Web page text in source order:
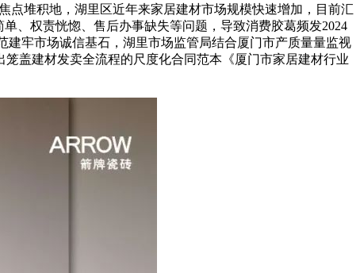
点堆积地，湖里区近年来家居建材市场规模快速增加，目前汇
、权责恍惚、售后办事缺失等问题，导致消费胶葛频发2024
牢市场诚信基石，湖里市场监管局结合厦门市产质量量监视
盖建材发卖全流程的尺度化合同范本《厦门市家居建材行业